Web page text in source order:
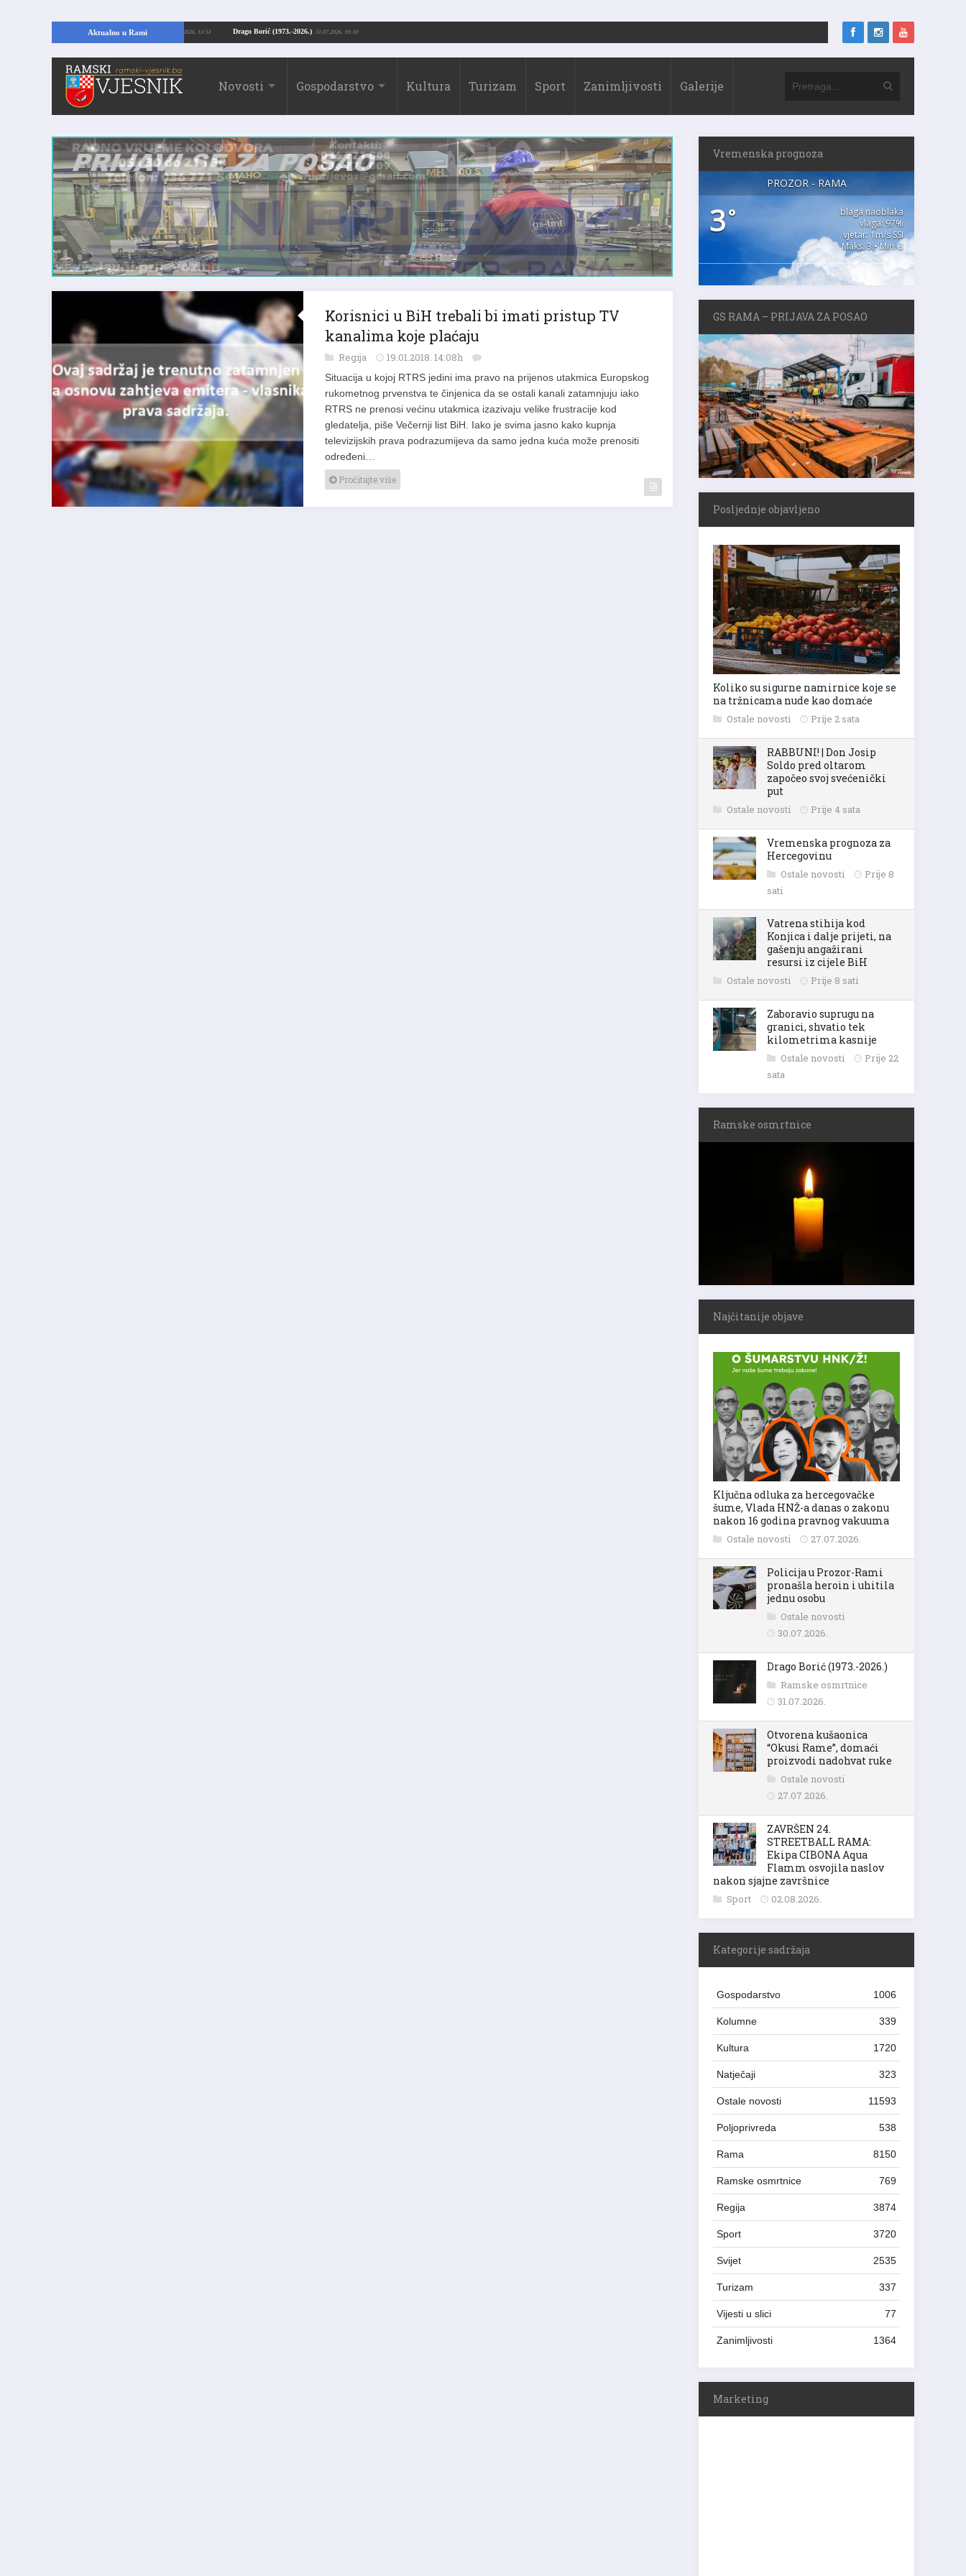
Aktualno u Rami Drago Borić (1973.-2026.) 31.07.2026. 19:10
Kopajući temelje kuće, pronašao vrijedne arheološke ostatke 24.07.2026. 13:51
Novosti Gospodarstvo Kultura Turizam Sport Zanimljivosti Galerije
Korisnici u BiH trebali bi imati pristup TV
kanalima koje plaćaju
Regija 19.01.2018. 14:08h
Situacija u kojoj RTRS jedini ima pravo na prijenos utakmica Europskog
rukometnog prvenstva te činjenica da se ostali kanali zatamnjuju iako
RTRS ne prenosi većinu utakmica izazivaju velike frustracije kod
gledatelja, piše Večernji list BiH. Iako je svima jasno kako kupnja
televizijskih prava podrazumijeva da samo jedna kuća može prenositi
određeni…
Pročitajte više
Vremenska prognoza
PROZOR - RAMA
3°
blaga naoblaka
vlaga: 97%
vjetar: 1m/s SSI
Maks. 3 • Min. 3
GS RAMA – PRIJAVA ZA POSAO
Posljednje objavljeno
Koliko su sigurne namirnice koje se
na tržnicama nude kao domaće
Ostale novosti Prije 2 sata
RABBUNI! | Don Josip
Soldo pred oltarom
započeo svoj svećenički
put
Ostale novosti Prije 4 sata
Vremenska prognoza za
Hercegovinu
Ostale novosti
Prije 8
sati
Vatrena stihija kod
Konjica i dalje prijeti, na
gašenju angažirani
resursi iz cijele BiH
Ostale novosti Prije 8 sati
Zaboravio suprugu na
granici, shvatio tek
kilometrima kasnije
Ostale novosti
Prije 22
sata
Ramske osmrtnice
Najčitanije objave
Ključna odluka za hercegovačke
šume, Vlada HNŽ-a danas o zakonu
nakon 16 godina pravnog vakuuma
Ostale novosti 27.07.2026.
Policija u Prozor-Rami
pronašla heroin i uhitila
jednu osobu
Ostale novosti
30.07.2026.
Drago Borić (1973.-2026.)
Ramske osmrtnice
31.07.2026.
Otvorena kušaonica
“Okusi Rame”, domaći
proizvodi nadohvat ruke
Ostale novosti
27.07.2026.
ZAVRŠEN 24.
STREETBALL RAMA:
Ekipa CIBONA Aqua
Flamm osvojila naslov
nakon sjajne završnice
Sport 02.08.2026.
Kategorije sadržaja
Gospodarstvo 1006
Kolumne 339
Kultura 1720
Natječaji 323
Ostale novosti 11593
Poljoprivreda 538
Rama 8150
Ramske osmrtnice 769
Regija 3874
Sport 3720
Svijet 2535
Turizam 337
Vijesti u slici 77
Zanimljivosti 1364
Marketing